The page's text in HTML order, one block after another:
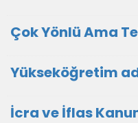
Çok Yönlü Ama
Yükseköğretim
İcra ve İflas